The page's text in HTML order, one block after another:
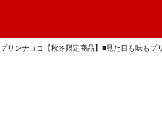
プリンチョコ【秋冬限定商品】■見た目も味もプ